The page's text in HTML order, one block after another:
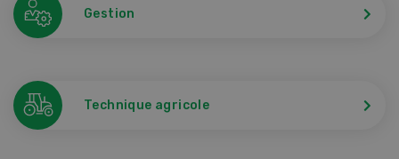
Gestion
Technique agricole